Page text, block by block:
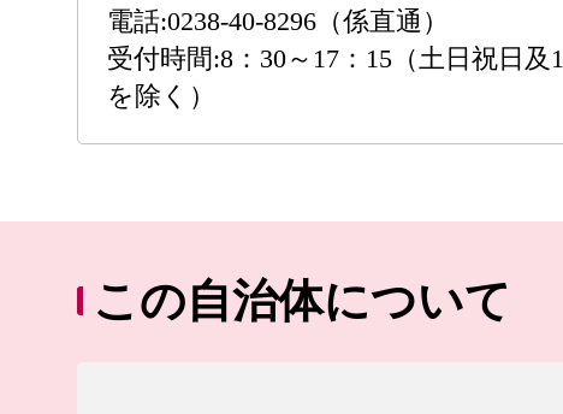
電話:0238-40-8296（係直通）
受付時間:8：30～17：15（土日祝日及
を除く）
この自治体について